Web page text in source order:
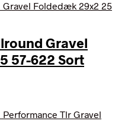
Gravel
57-622 Sort